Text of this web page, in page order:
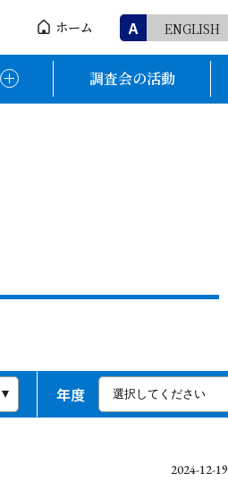
ホーム A ENGLISH
調査会の活動
年度
2024-12-19